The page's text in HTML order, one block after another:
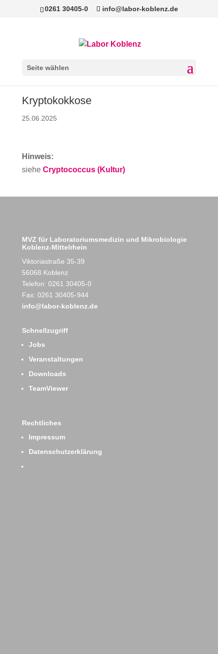
0261 30405-0 info@labor-koblenz.de
Seite wählen
Kryptokokkose
25.06.2025
Hinweis:
siehe Cryptococcus (Kultur)
MVZ für Laboratoriumsmedizin und Mikrobiologie
Koblenz-Mittelrhein
Viktoriastraße 35-39
56068 Koblenz
Telefon: 0261 30405-0
Fax: 0261 30405-944
info@labor-koblenz.de
Schnellzugriff
Jobs
Veranstaltungen
Downloads
TeamViewer
Rechtliches
Impressum
Datenschutzerklärung